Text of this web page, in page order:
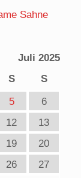
Sahne
Juli 2025
S
S
5
6
12
13
19
20
26
27